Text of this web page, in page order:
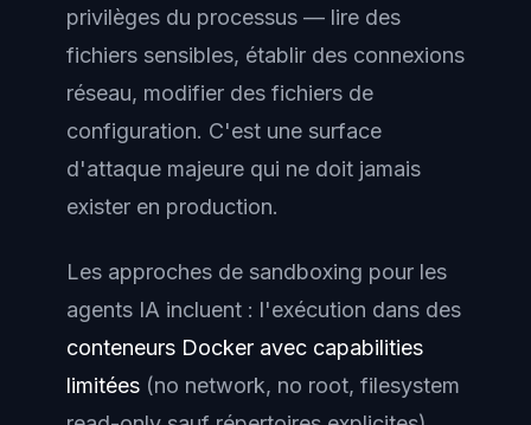
privilèges du processus — lire des
fichiers sensibles, établir des connexions
réseau, modifier des fichiers de
configuration. C'est une surface
d'attaque majeure qui ne doit jamais
exister en production.
Les approches de sandboxing pour les
agents IA incluent : l'exécution dans des
conteneurs Docker avec capabilities
limitées (no network, no root, filesystem